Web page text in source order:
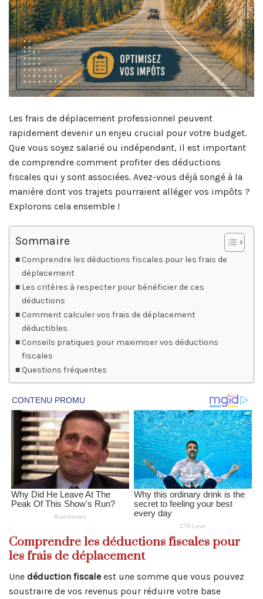
Les frais de déplacement professionnel peuvent
rapidement devenir un enjeu crucial pour votre budget.
Que vous soyez salarié ou indépendant, il est important
de comprendre comment profiter des déductions
fiscales qui y sont associées. Avez-vous déjà songé à la
manière dont vos trajets pourraient alléger vos impôts ?
Explorons cela ensemble !
Sommaire
Comprendre les déductions fiscales pour les frais de
déplacement
Les critères à respecter pour bénéficier de ces
déductions
Comment calculer vos frais de déplacement
déductibles
Conseils pratiques pour maximiser vos déductions
fiscales
Questions fréquentes
Comprendre les déductions fiscales pour
les frais de déplacement
Une déduction fiscale est une somme que vous pouvez
soustraire de vos revenus pour réduire votre base